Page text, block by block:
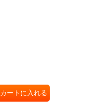
カートに入れる